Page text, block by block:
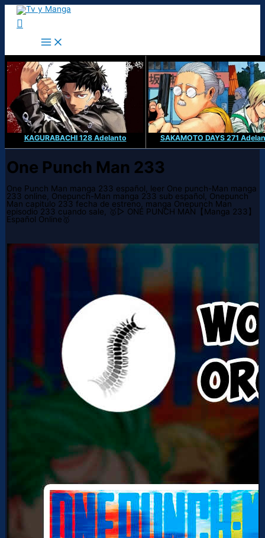
Ir
contenido
Buscar
KAGURABACHI 128 Adelanto SAKAMOTO DAYS 271
One Punch Man 233
One Punch Man manga 233 español, leer One punch-Man manga
233 online, Onepunch-Man manga 233 sub español, Onepunch
Man capitulo 233 fecha de estreno, manga Onepunch Man
episodio 233 cuando sale, 🥇▷ ONE PUNCH MAN【Manga 233】
Español Online🥇